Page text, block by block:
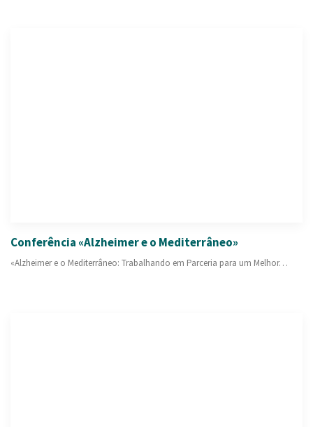
Conferência «Alzheimer e o Mediterrâneo»
«Alzheimer e o Mediterrâneo: Trabalhando em Parceria para um Melhor…